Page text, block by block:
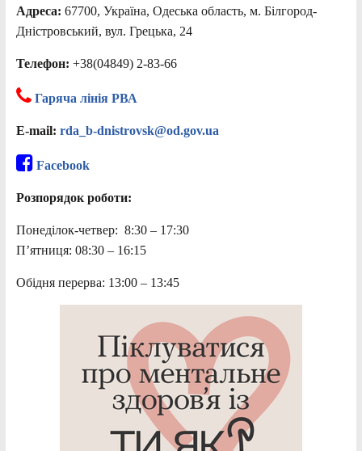
Адреса: 67700, Україна, Одеська область, м. Білгород-
Дністровський, вул. Грецька, 24
Телефон: +38(04849) 2-83-66
Гаряча лінія РВА
E-mail: rda_b-dnistrovsk@od.gov.ua
Facebook
Розпорядок роботи:
Понеділок-четвер: 8:30 – 17:30
П’ятниця: 08:30 – 16:15
Обідня перерва: 13:00 – 13:45